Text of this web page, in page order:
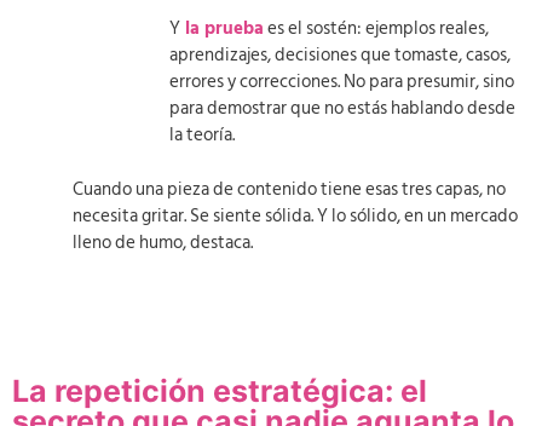
Y la pruebaes el sostén: ejemplos reales,
aprendizajes, decisiones que tomaste, casos,
errores y correcciones. No para presumir, sino
para demostrar que no estás hablando desde
la teoría.
Cuando una pieza de contenido tiene esas tres capas, no
necesita gritar. Se siente sólida. Y lo sólido, en un mercado
lleno de humo, destaca.
La repetición estratégica: el